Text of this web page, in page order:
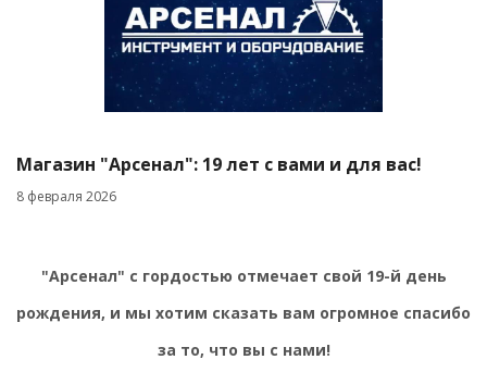
Магазин "Арсенал": 19 лет с вами и для вас!
8 февраля 2026
"Арсенал" с гордостью отмечает свой 19-й день
рождения, и мы хотим сказать вам огромное спасибо
за то, что вы с нами!